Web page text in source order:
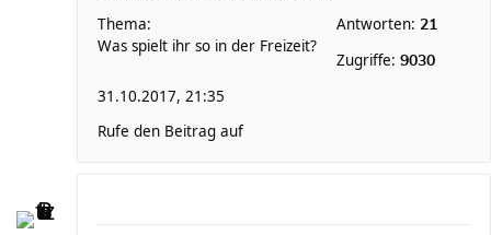
Thema:
Was spielt ihr so in der Freizeit?
Antworten: 21
Zugriffe: 9030
31.10.2017, 21:35
Rufe den Beitrag auf